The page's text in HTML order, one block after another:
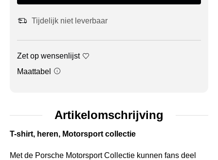
Tijdelijk niet leverbaar
Zet op wensenlijst
Maattabel
Artikelomschrijving
T-shirt, heren, Motorsport collectie
Met de Porsche Motorsport Collectie kunnen fans deel